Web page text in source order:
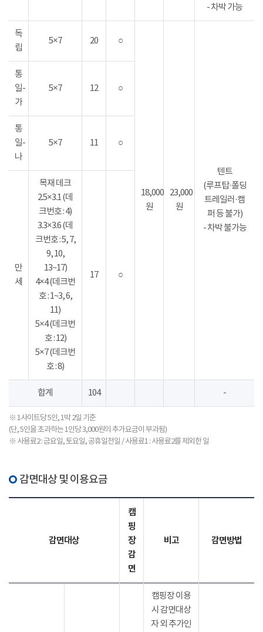
- 차박 가능
독
립
5×7 20 ○
18,000
원
23,000
원
텐트
(루프탑·폴딩
트레일러·캠
퍼 등 불가)
- 차박 불가능
통
일-
가
5×7 12 ○
통
일-
나
5×7 11 ○
만
세
목재 데크
2.5×3.1 (데
크번호 : 4)
3.3×3.6 (데
크번호 : 5, 7,
9, 10,
13~17)
4×4 (데크번
호 : 1~3, 6,
11)
5×4 (데크번
호 : 12)
5×7 (데크번
호 : 8)
17 ○
합계 104 -
※ 1사이트당 5인, 1박 2일 기준
(단, 5인을 초과하는 1인당 3,000원의 추가요금이 부과됨)
※ 사용료2 : 금요일, 토요일, 공휴일전일 / 사용료1 : 사용료2를 제외한 일
감면대상 및 이용요금
감면대상
캠
핑
장
감
면
비고 감면방법
캠핑장 이용
시 감면대상
자 외 추가인